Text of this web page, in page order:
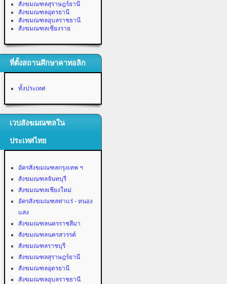
สังฆมณฑลสุราษฎร์ธานี
สังฆมณฑลอุดรธานี
สังฆมณฑลอุบลราชธานี
สังฆมณฑลเชียงราย
ที่ตั้งสถานศึกษาคาทอลิก
ทั้งประเทศ
เวบสังฆมณฑลใน
ประเทศไทย
อัครสังฆมณฑลกรุงเทพ ฯ
สังฆมณฑลจันทบุรี
สังฆมณฑลเชียงใหม่
อัครสังฆมณฑลท่าแร่ - หนอง
แสง
สังฆมณฑลนครราชสีมา
สังฆมณฑลนครสวรรค์
สังฆมณฑลราชบุรี
สังฆมณฑลสุราษฎร์ธานี
สังฆมณฑลอุดรธานี
สังฆมณฑลอุบลราชธานี